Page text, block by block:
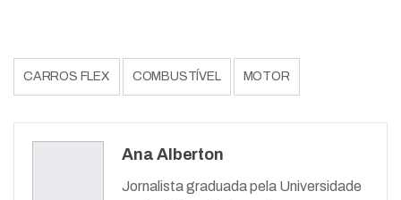
CARROS FLEX COMBUSTÍVEL MOTOR
Ana Alberton
Jornalista graduada pela Universidade